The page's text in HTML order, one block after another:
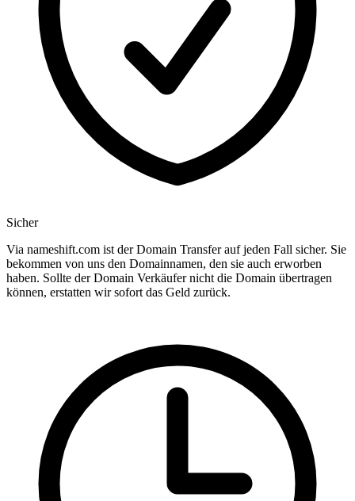
Sicher
Via nameshift.com ist der Domain Transfer auf jeden Fall sicher. Sie
bekommen von uns den Domainnamen, den sie auch erworben
haben. Sollte der Domain Verkäufer nicht die Domain übertragen
können, erstatten wir sofort das Geld zurück.